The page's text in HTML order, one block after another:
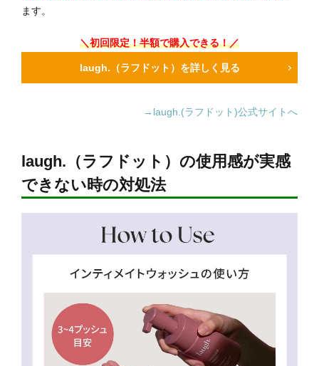
ます。
＼初回限定！半額で購入できる！／
laugh.（ラフドット）を詳しく見る
→laugh.(ラフドット)公式サイトへ
laugh.（ラフドット）の使用感が実感
できない時の対処法